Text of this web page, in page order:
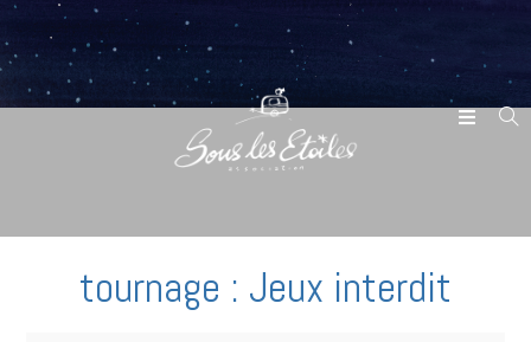
tournage : Jeux interdit